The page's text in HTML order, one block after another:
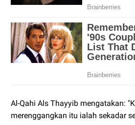
Al-Qahi Als Thayyib mengatakan:
merenggangkan itu ialah sekadar